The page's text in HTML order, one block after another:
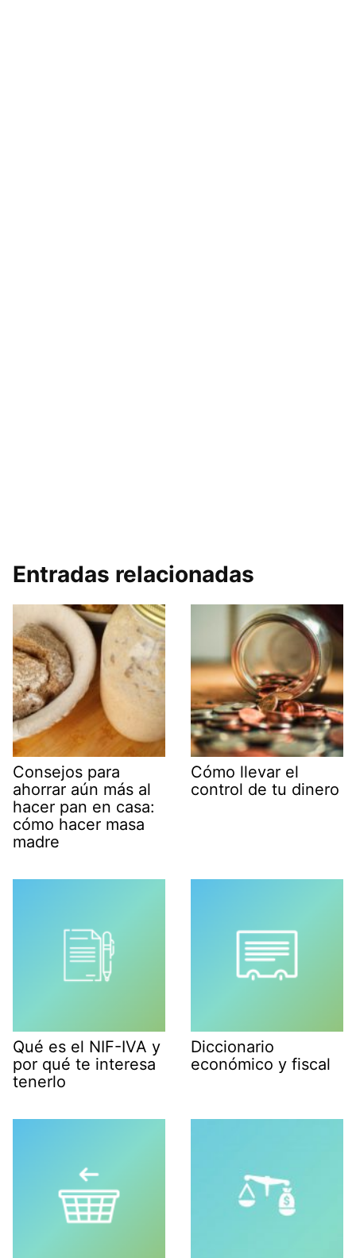
Entradas relacionadas
Consejos para
ahorrar aún más al
hacer pan en casa:
cómo hacer masa
madre
Cómo llevar el
control de tu dinero
Qué es el NIF-IVA y
por qué te interesa
tenerlo
Diccionario
económico y fiscal